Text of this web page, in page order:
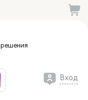
решения
Вход